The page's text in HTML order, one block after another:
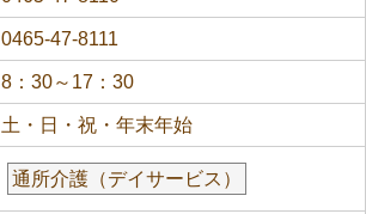
0465-47-8111
8：30～17：30
土・日・祝・年末年始
通所介護（デイサービス）